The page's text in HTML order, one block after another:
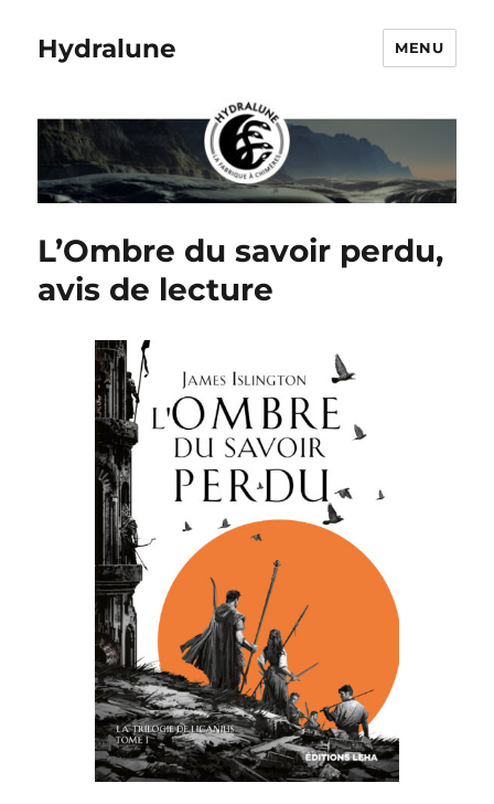
Hydralune MENU
L’Ombre du savoir perdu,
avis de lecture